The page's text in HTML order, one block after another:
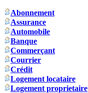
Abonnement
Assurance
Automobile
Banque
Commerçant
Courrier
Crédit
Logement locataire
Logement proprietaire